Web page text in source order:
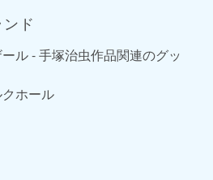
ド
ル - 手塚治虫作品関連のグッ
ホール